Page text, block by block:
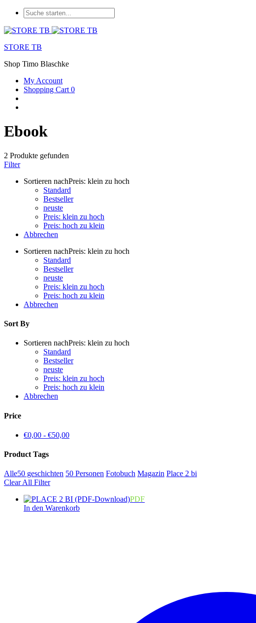
STORE TB
Shop Timo Blaschke
My Account
Shopping Cart 0
Ebook
2 Produkte gefunden
Filter
Sortieren nachPreis: klein zu hoch
Standard
Bestseller
neuste
Preis: klein zu hoch
Preis: hoch zu klein
Abbrechen
Sortieren nachPreis: klein zu hoch
Standard
Bestseller
neuste
Preis: klein zu hoch
Preis: hoch zu klein
Abbrechen
Sort By
Sortieren nachPreis: klein zu hoch
Standard
Bestseller
neuste
Preis: klein zu hoch
Preis: hoch zu klein
Abbrechen
Price
€0,00 - €50,00
Product Tags
Alle50 geschichten 50 Personen Fotobuch Magazin Place 2 bi
Clear All Filter
PDF
In den Warenkorb